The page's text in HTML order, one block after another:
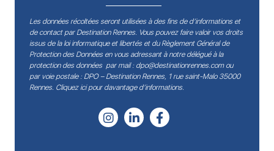
Les données récoltées seront utilisées à des fins de d’informations et
de contact par Destination Rennes. Vous pouvez faire valoir vos droits
issus de la loi informatique et libertés et du Règlement Général de
Protection des Données en vous adressant à notre délégué à la
protection des données par mail : dpo@destinationrennes.comou
par voie postale : DPO – Destination Rennes, 1 rue saint-Malo 35000
Rennes. Cliquez ici pour davantage d’informations.